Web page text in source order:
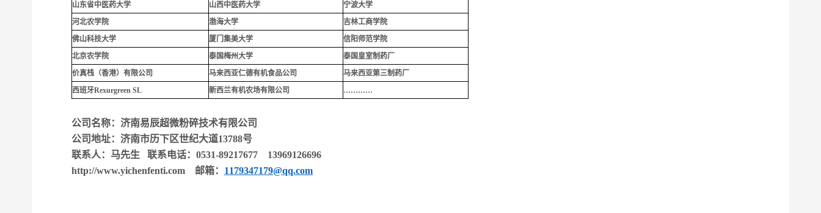
山东省中医药大学
山西中医药大学
宁波大学
河北农学院
渤海大学
吉林工商学院
佛山科技大学
厦门集美大学
信阳师范学院
北京农学院
泰国梅州大学
泰国皇室制药厂
价真栈（香港）有限公司
马来西亚仁德有机食品公司
马来西亚第三制药厂
西班牙Rexurgreen SL
新西兰有机农场有限公司 …………
公司名称：济南易辰超微粉碎技术有限公司
公司地址：济南市历下区世纪大道13788号
联系人：马先生 联系电话：0531-89217677 13969126696
http://www.yichenfenti.com
邮箱： 1179347179@qq.com